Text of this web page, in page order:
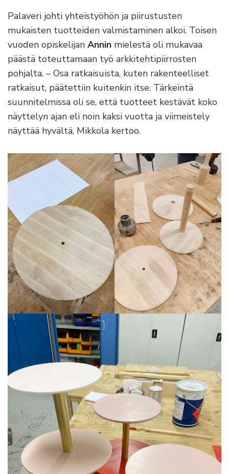
Palaveri johti yhteistyöhön ja piirustusten
mukaisten tuotteiden valmistaminen alkoi. Toisen
vuoden opiskelijan Annin mielestä oli mukavaa
päästä toteuttamaan työ arkkitehtipiirrosten
pohjalta. – Osa ratkaisuista, kuten rakenteelliset
ratkaisut, päätettiin kuitenkin itse. Tärkeintä
suunnitelmissa oli se, että tuotteet kestävät koko
näyttelyn ajan eli noin kaksi vuotta ja viimeistely
näyttää hyvältä, Mikkola kertoo.